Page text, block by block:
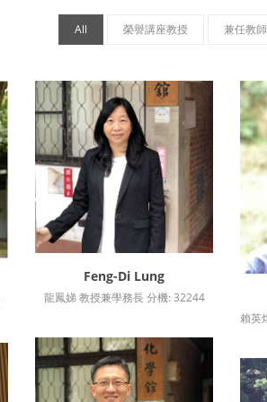
All 榮譽講座教授 兼任教師
詳細資訊
Feng-Di Lung
龍鳳娣 教授兼學務長 分機: 32244